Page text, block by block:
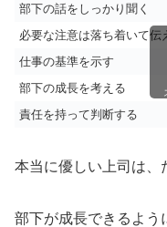
部下の話をしっかり聞く
必要な注意は落ち着いて伝
仕事の基準を示す
部下の成長を考える
責任を持って判断する
本当に優しい上司は、
部下が成長できるよう